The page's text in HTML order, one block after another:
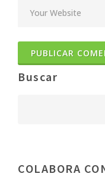
Buscar
COLABORA